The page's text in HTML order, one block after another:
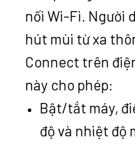
nối Wi-Fi. Người
hút mùi từ xa
Connect trên
này cho phép:
Bật/tắt máy,
độ và nhiệt độ